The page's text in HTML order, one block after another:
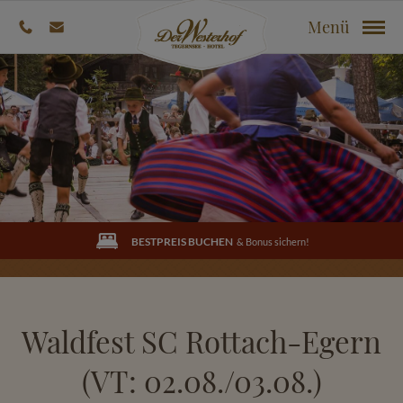
Menü
BESTPREIS BUCHEN & Bonus sichern!
Waldfest SC Rottach-Egern
(VT: 02.08./03.08.)